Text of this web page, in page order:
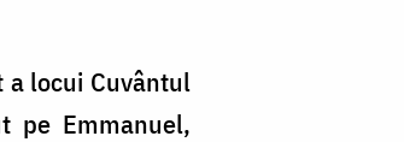
a locui Cuvântul
pe Emmanuel,